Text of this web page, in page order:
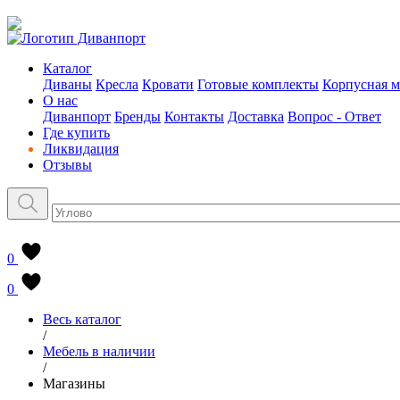
Каталог
Диваны Кресла Кровати Готовые комплекты Корпусная
О нас
Диванпорт Бренды Контакты Доставка Вопрос - Ответ
Где купить
Ликвидация
Отзывы
0
0
Весь каталог
/
Мебель в наличии
/
Магазины